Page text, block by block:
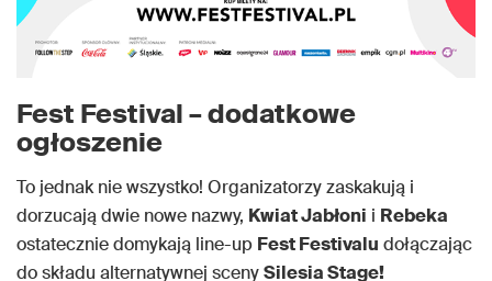
Fest Festival – dodatkowe
ogłoszenie
To jednak nie wszystko! Organizatorzy zaskakują i
dorzucają dwie nowe nazwy, Kwiat Jabłoni i Rebeka
ostatecznie domykają line-up Fest Festivalu dołączając
do składu alternatywnej scenySilesia Stage!